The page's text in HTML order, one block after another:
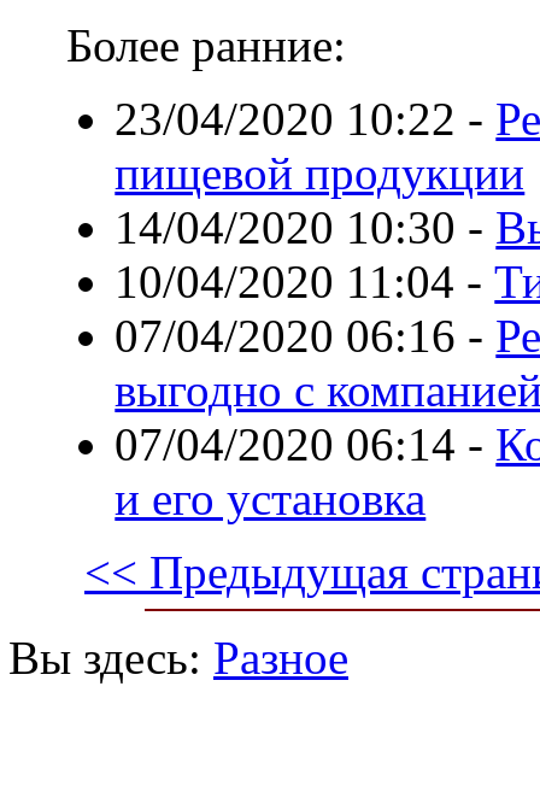
Более ранние:
23/04/2020 10:22 -
пищевой продукции
14/04/2020 10:30 -
10/04/2020 11:04 -
07/04/2020 06:16 -
выгодно с
07/04/2020 06:14 -
и его установка
<< Предыдущая
Вы здесь: Разное